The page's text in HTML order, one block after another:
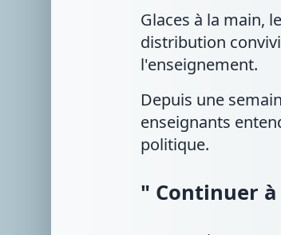
Glaces à la main,
distribution
l'enseignement.
Depuis une
enseignants
politique.
" Continuer